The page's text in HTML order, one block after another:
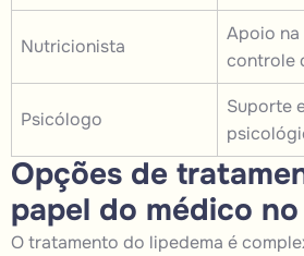
Nutricionista
Apoio na
controle
Psicólogo
Suporte
Opções de
papel do médico
O tratamento do lipedema é